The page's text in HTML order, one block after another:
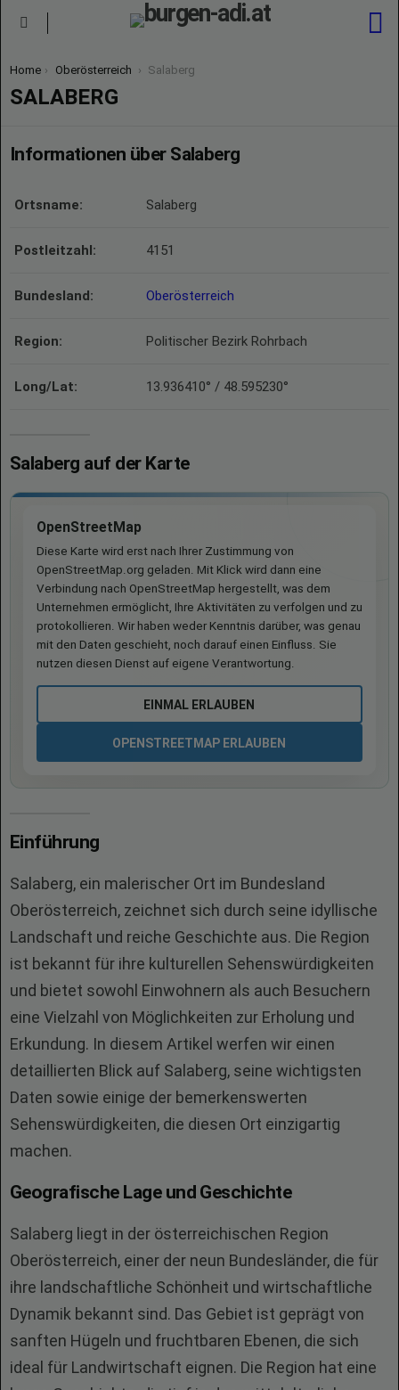
You are here:
Home Oberösterreich Salaberg
SALABERG
Informationen über Salaberg
Ortsname: Salaberg
Postleitzahl: 4151
Bundesland: Oberösterreich
Region: Politischer Bezirk Rohrbach
Long/Lat: 13.936410° / 48.595230°
Salaberg auf der Karte
OpenStreetMap
Diese Karte wird erst nach Ihrer Zustimmung von
OpenStreetMap.org geladen. Mit Klick wird dann eine
Verbindung nach OpenStreetMap hergestellt, was dem
Unternehmen ermöglicht, Ihre Aktivitäten zu verfolgen und zu
protokollieren. Wir haben weder Kenntnis darüber, was genau
mit den Daten geschieht, noch darauf einen Einfluss. Sie
nutzen diesen Dienst auf eigene Verantwortung.
EINMAL ERLAUBEN
OPENSTREETMAP ERLAUBEN
Einführung
Salaberg, ein malerischer Ort im Bundesland
Oberösterreich, zeichnet sich durch seine idyllische
Landschaft und reiche Geschichte aus. Die Region
ist bekannt für ihre kulturellen Sehenswürdigkeiten
und bietet sowohl Einwohnern als auch Besuchern
eine Vielzahl von Möglichkeiten zur Erholung und
Erkundung. In diesem Artikel werfen wir einen
detaillierten Blick auf Salaberg, seine wichtigsten
Daten sowie einige der bemerkenswerten
Sehenswürdigkeiten, die diesen Ort einzigartig
machen.
Geografische Lage und Geschichte
Salaberg liegt in der österreichischen Region
Oberösterreich, einer der neun Bundesländer, die für
ihre landschaftliche Schönheit und wirtschaftliche
Dynamik bekannt sind. Das Gebiet ist geprägt von
sanften Hügeln und fruchtbaren Ebenen, die sich
ideal für Landwirtschaft eignen. Die Region hat eine